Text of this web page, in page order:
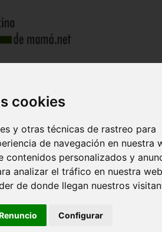
cookies
y otras técnicas de rastreo para
de navegación en nuestra
contenidos personalizados y
analizar el tráfico en nuestra
de donde llegan nuestros
Configurar
de marisco
de mariscos que perfectamente